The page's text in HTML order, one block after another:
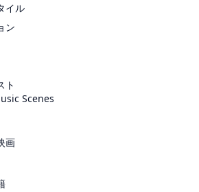
イル
ン
ト
Scenes
画